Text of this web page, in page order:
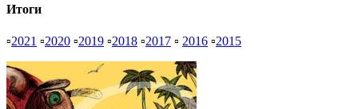
Итоги
▫2021 ▫2020 ▫2019 ▫2018 ▫2017 ▫ 2016 ▫2015